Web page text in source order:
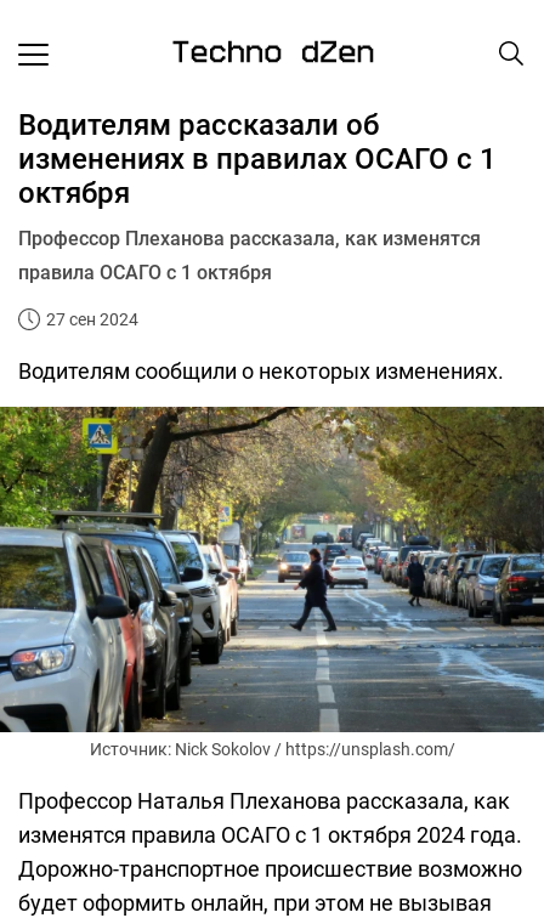
Водителям рассказали об
изменениях в правилах ОСАГО с 1
октября
Профессор Плеханова рассказала, как изменятся
правила ОСАГО с 1 октября
27 сен 2024
Водителям сообщили о некоторых изменениях.
Источник: Nick Sokolov / https://unsplash.com/
Профессор Наталья Плеханова рассказала, как
изменятся правила ОСАГО с 1 октября 2024 года.
Дорожно-транспортное происшествие возможно
будет оформить онлайн, при этом не вызывая